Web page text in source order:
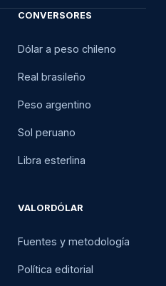
CONVERSORES
Dólar a peso chileno
Real brasileño
Peso argentino
Sol peruano
Libra esterlina
VALORDÓLAR
Fuentes y metodología
Política editorial